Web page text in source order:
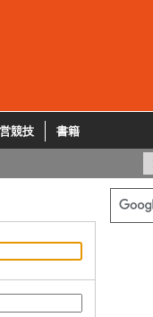
競技 書籍